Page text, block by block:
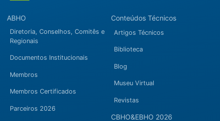
ABHO
Diretoria, Conselhos, Comitês e
Regionais
Documentos Institucionais
Membros
Membros Certificados
Parceiros 2026
Conteúdos Técnicos
Artigos Técnicos
Biblioteca
Blog
Museu Virtual
Revistas
CBHO&EBHO 2026